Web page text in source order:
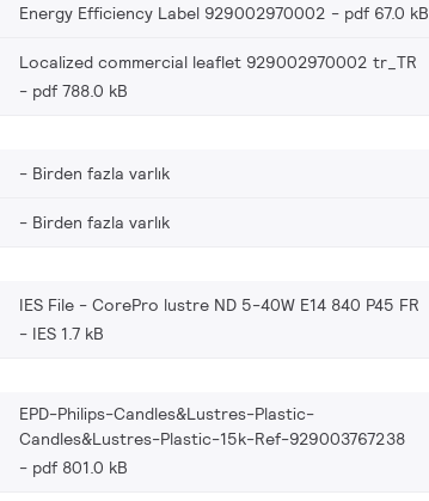
Energy Efficiency Label 929002970002 pdf 67.0 kB
Localized commercial leaflet 929002970002 tr_TR
pdf 788.0 kB
Birden fazla varlık
Birden fazla varlık
IES File - CorePro lustre ND 5-40W E14 840 P45 FR
IES 1.7 kB
EPD-Philips-Candles&Lustres-Plastic-
Candles&Lustres-Plastic-15k-Ref-929003767238
pdf 801.0 kB